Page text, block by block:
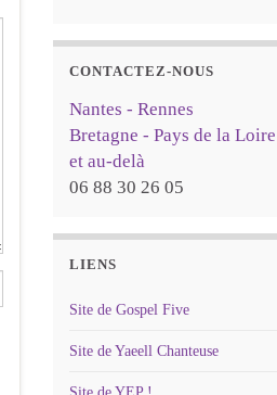
CONTACTEZ-NOUS
Nantes - Rennes
Bretagne - Pays de la Loire
et au-delà
06 88 30 26 05
LIENS
Site de Gospel Five
Site de Yaeell Chanteuse